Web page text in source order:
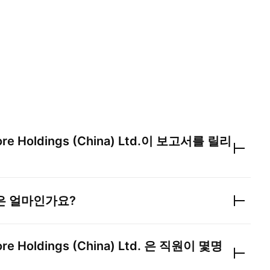
Holdings (China) Ltd.이 보고서를 릴리
얼마인가요?
Holdings (China) Ltd. 은 직원이 몇명